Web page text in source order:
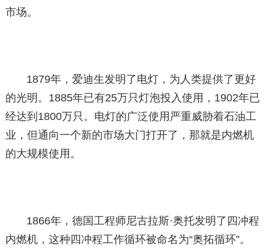
市场。
1879年，爱迪生发明了电灯，为人类提供了更好
的光明。1885年已有25万只灯泡投入使用，1902年已
经达到1800万只。电灯的广泛使用严重威胁着石油工
业，但通向一个新的市场大门打开了，那就是内燃机
的大规模使用。
1866年，德国工程师尼古拉斯·奥托发明了四冲程
内燃机，这种四冲程工作循环被命名为“奥拓循环”。